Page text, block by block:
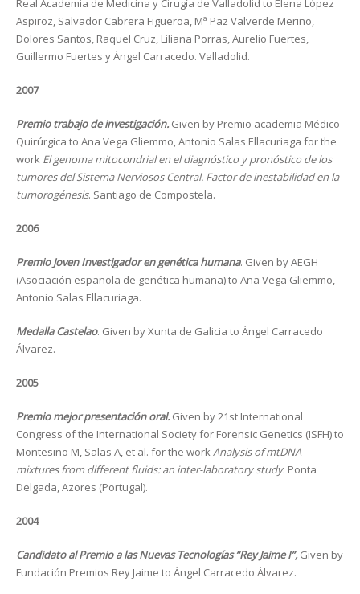
Real Academia de Medicina y Cirugía de Valladolid to Elena López
Aspiroz, Salvador Cabrera Figueroa, Mª Paz Valverde Merino,
Dolores Santos, Raquel Cruz, Liliana Porras, Aurelio Fuertes,
Guillermo Fuertes y Ángel Carracedo. Valladolid.
2007
Premio trabajo de investigación. Given by Premio academia Médico-
Quirúrgica to Ana Vega Gliemmo, Antonio Salas Ellacuriaga for the
work El genoma mitocondrial en el diagnóstico y pronóstico de los
tumores del Sistema Nerviosos Central. Factor de inestabilidad en la
tumorogénesis. Santiago de Compostela.
2006
Premio Joven Investigador en genética humana. Given by AEGH
(Asociación española de genética humana) to Ana Vega Gliemmo,
Antonio Salas Ellacuriaga.
Medalla Castelao. Given by Xunta de Galicia to Ángel Carracedo
Álvarez.
2005
Premio mejor presentación oral. Given by 21st International
Congress of the International Society for Forensic Genetics (ISFH) to
Montesino M, Salas A, et al. for the workAnalysis of mtDNA
mixtures from different fluids: an inter-laboratory study. Ponta
Delgada, Azores (Portugal).
2004
Candidato al Premio a las Nuevas Tecnologías “Rey Jaime I”,Given by
Fundación Premios Rey Jaime to Ángel Carracedo Álvarez.